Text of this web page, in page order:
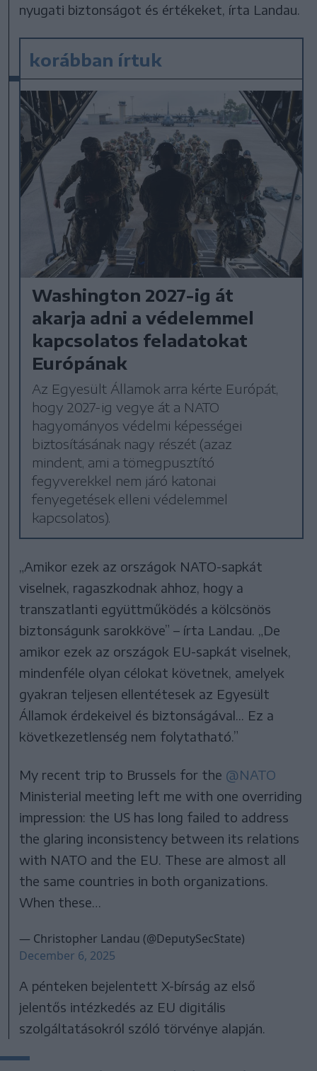
nyugati biztonságot és értékeket, írta Landau.
korábban írtuk
Washington 2027-ig át
akarja adni a védelemmel
kapcsolatos feladatokat
Európának
Az Egyesült Államok arra kérte Európát,
hogy 2027-ig vegye át a NATO
hagyományos védelmi képességei
biztosításának nagy részét (azaz
mindent, ami a tömegpusztító
fegyverekkel nem járó katonai
fenyegetések elleni védelemmel
kapcsolatos).
„Amikor ezek az országok NATO-sapkát
viselnek, ragaszkodnak ahhoz, hogy a
transzatlanti együttműködés a kölcsönös
biztonságunk sarokköve” – írta Landau. „De
amikor ezek az országok EU-sapkát viselnek,
mindenféle olyan célokat követnek, amelyek
gyakran teljesen ellentétesek az Egyesült
Államok érdekeivel és biztonságával... Ez a
következetlenség nem folytatható.”
My recent trip to Brussels for the @NATO
Ministerial meeting left me with one overriding
impression: the US has long failed to address
the glaring inconsistency between its relations
with NATO and the EU. These are almost all
the same countries in both organizations.
When these…
— Christopher Landau (@DeputySecState)
December 6, 2025
A pénteken bejelentett X-bírság az első
jelentős intézkedés az EU digitális
szolgáltatásokról szóló törvénye alapján.